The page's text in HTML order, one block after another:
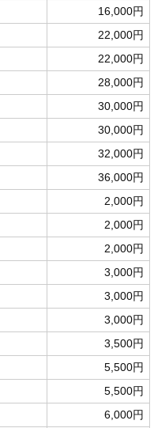
16,000円
22,000円
22,000円
28,000円
30,000円
30,000円
32,000円
36,000円
2,000円
2,000円
2,000円
3,000円
3,000円
3,000円
3,500円
5,500円
5,500円
6,000円